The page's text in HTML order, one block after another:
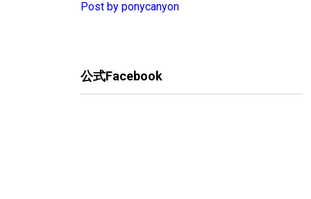
Post by ponycanyon
公式Facebook